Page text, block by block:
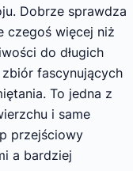
Dobrze sprawdza
czegoś więcej niż
do długich
fascynujących
To jedna z
i same
przejściowy
a bardziej